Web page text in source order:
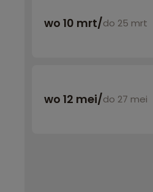
wo 10 mrt/do 25 mrt
wo 12 mei/do 27 mei